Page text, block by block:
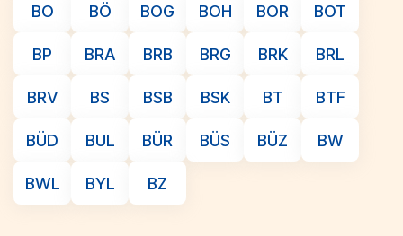
BO BÖ BOG BOH BOR BOT
BP BRA BRB BRG BRK BRL
BRV BS BSB BSK BT BTF
BÜD BUL BÜR BÜS BÜZ BW
BWL BYL BZ